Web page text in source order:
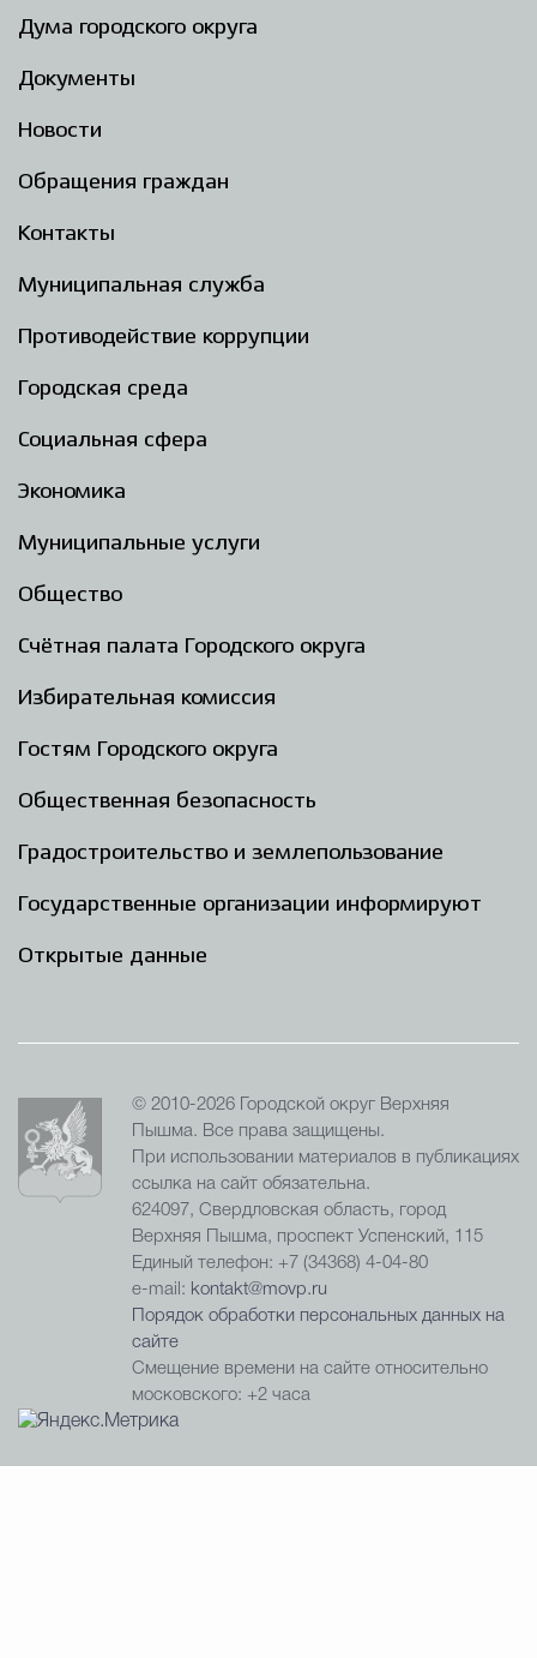
Дума городского округа
Документы
Новости
Обращения граждан
Контакты
Муниципальная служба
Противодействие коррупции
Городская среда
Социальная сфера
Экономика
Муниципальные услуги
Общество
Счётная палата Городского округа
Избирательная комиссия
Гостям Городского округа
Общественная безопасность
Градостроительство и землепользование
Государственные организации информируют
Открытые данные
© 2010-2026 Городской округ Верхняя
Пышма. Все права защищены.
При использовании материалов в публикациях
ссылка на сайт обязательна.
624097, Свердловская область, город
Верхняя Пышма, проспект Успенский, 115
Единый телефон: +7 (34368) 4-04-80
e-mail: kontakt@movp.ru
Порядок обработки персональных данных на
сайте
Смещение времени на сайте относительно
московского: +2 часа